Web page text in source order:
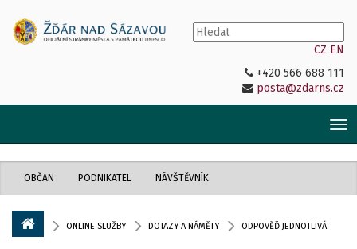
CZ EN
+420 566 688 111
posta@zdarns.cz
OBČAN PODNIKATEL NÁVŠTĚVNÍK
ONLINE SLUŽBY DOTAZY A NÁMĚTY ODPOVĚĎ JEDNOTLIVÁ